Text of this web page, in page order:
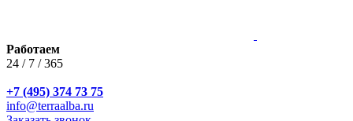
Работаем
24 / 7 / 365
+7 (495) 374 73 75
info@terraalba.ru